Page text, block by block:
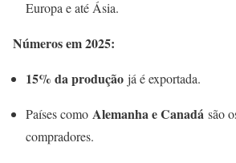
Europa e até Ásia.
Números em 2025:
15% da produção já é exportada.
Países como Alemanha e Canadá são
compradores.